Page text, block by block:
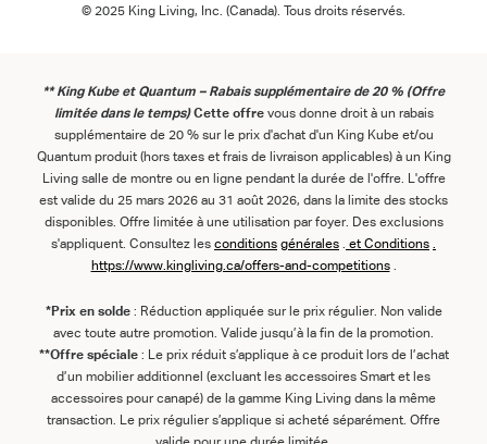
© 2025 King Living, Inc. (Canada). Tous droits réservés.
** King Kube et Quantum – Rabais supplémentaire de 20 % (Offre
limitée dans le temps) Cette offrevous donne droit à un rabais
supplémentaire de 20 % sur le prix d'achat d'un King Kube et/ou
Quantum produit (hors taxes et frais de livraison applicables) à un King
Living salle de montre ou en ligne pendant la durée de l'offre. L'offre
est valide du 25 mars 2026 au 31 août 2026, dans la limite des stocks
disponibles. Offre limitée à une utilisation par foyer. Des exclusions
s'appliquent. Consultez les conditions générales et Conditions
https://www.kingliving.ca/offers-and-competitions.
*Prix en solde: Réduction appliquée sur le prix régulier. Non valide
avec toute autre promotion. Valide jusqu’à la fin de la promotion.
**Offre spéciale: Le prix réduit s’applique à ce produit lors de l’achat
d’un mobilier additionnel (excluant les accessoires Smart et les
accessoires pour canapé) de la gamme King Living dans la même
transaction. Le prix régulier s’applique si acheté séparément. Offre